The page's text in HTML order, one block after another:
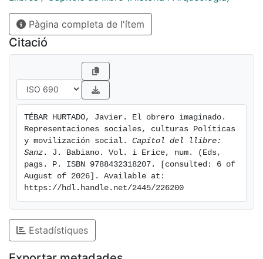
Pàgina completa de l'ítem
Citació
TÉBAR HURTADO, Javier. El obrero imaginado.
Representaciones sociales, culturas Políticas
y movilización social. Capítol del llibre:
Sanz . J. Babiano. Vol. i Erice, num. (Eds,
pags. P. ISBN 9788432318207. [consulted: 6 of
August of 2026]. Available at:
https://hdl.handle.net/2445/226200
Estadístiques